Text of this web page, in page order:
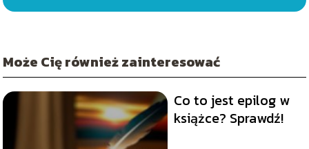
Może Cię również zainteresować
Co to jest epilog w
książce? Sprawdź!